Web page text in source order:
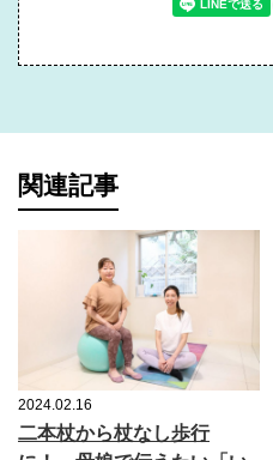
関連記事
2024.02.16
二本杖から杖なし歩行